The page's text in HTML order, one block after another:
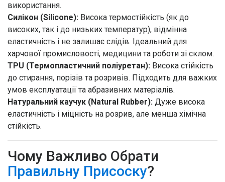
використання.
Силікон (Silicone): Висока термостійкість (як до
високих, так і до низьких температур), відмінна
еластичність і не залишає слідів. Ідеальний для
харчової промисловості, медицини та роботи зі склом.
TPU (Термопластичний поліуретан): Висока стійкість
до стирання, порізів та розривів. Підходить для важких
умов експлуатації та абразивних матеріалів.
Натуральний каучук (Natural Rubber): Дуже висока
еластичність і міцність на розрив, але менша хімічна
стійкість.
Чому Важливо Обрати
Правильну Присоску?